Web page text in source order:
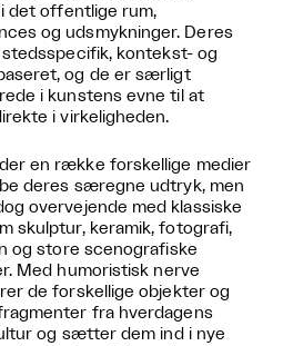
det offentlige rum,
og udsmykninger. Deres
kontekst- og
og de er særligt
i kunstens evne til at
i virkeligheden.
en række forskellige medier
deres særegne udtryk, men
overvejende med klassiske
skulptur, keramik, fotografi,
og store scenografiske
Med humoristisk nerve
de forskellige objekter og
fra hverdagens
og sætter dem ind i nye